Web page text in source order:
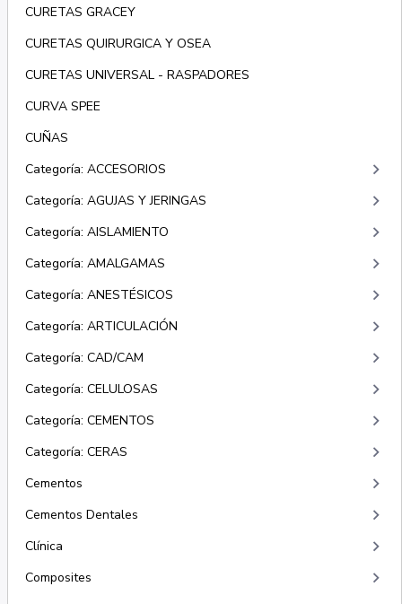
CURETAS GRACEY
CURETAS QUIRURGICA Y OSEA
CURETAS UNIVERSAL - RASPADORES
CURVA SPEE
CUÑAS
Categoría: ACCESORIOS
keyboard_arrow_right
Categoría: AGUJAS Y JERINGAS keyboard_arrow_right
Categoría: AISLAMIENTO keyboard_arrow_right
Categoría: AMALGAMAS keyboard_arrow_right
Categoría: ANESTÉSICOS keyboard_arrow_right
Categoría: ARTICULACIÓN keyboard_arrow_right
Categoría: CAD/CAM keyboard_arrow_right
Categoría: CELULOSAS keyboard_arrow_right
Categoría: CEMENTOS keyboard_arrow_right
Categoría: CERAS keyboard_arrow_right
Cementos keyboard_arrow_right
Cementos Dentales keyboard_arrow_right
Clínica keyboard_arrow_right
Composites keyboard_arrow_right